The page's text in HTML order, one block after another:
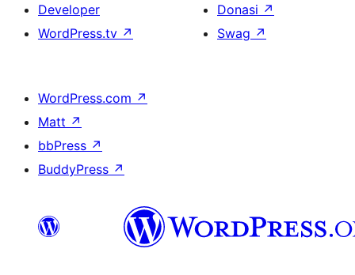
Developer
WordPress.tv ↗
Donasi ↗
Swag ↗
WordPress.com ↗
Matt ↗
bbPress ↗
BuddyPress ↗